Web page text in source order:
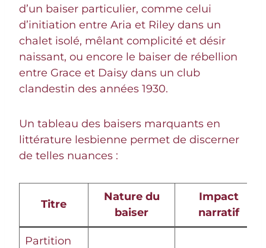
d’un baiser particulier, comme celui
d’initiation entre Aria et Riley dans un
chalet isolé, mêlant complicité et désir
naissant, ou encore le baiser de rébellion
entre Grace et Daisy dans un club
clandestin des années 1930.
Un tableau des baisers marquants en
littérature lesbienne permet de discerner
de telles nuances :
Titre
Nature du
baiser
Impact
narratif
Partition